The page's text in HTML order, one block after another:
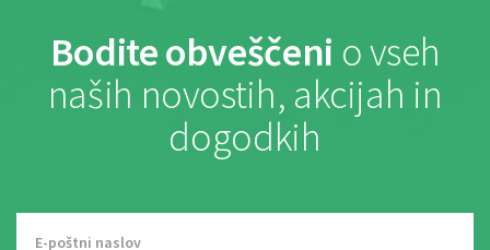
Bodite obveščeni o vseh
naših novostih, akcijah in
dogodkih